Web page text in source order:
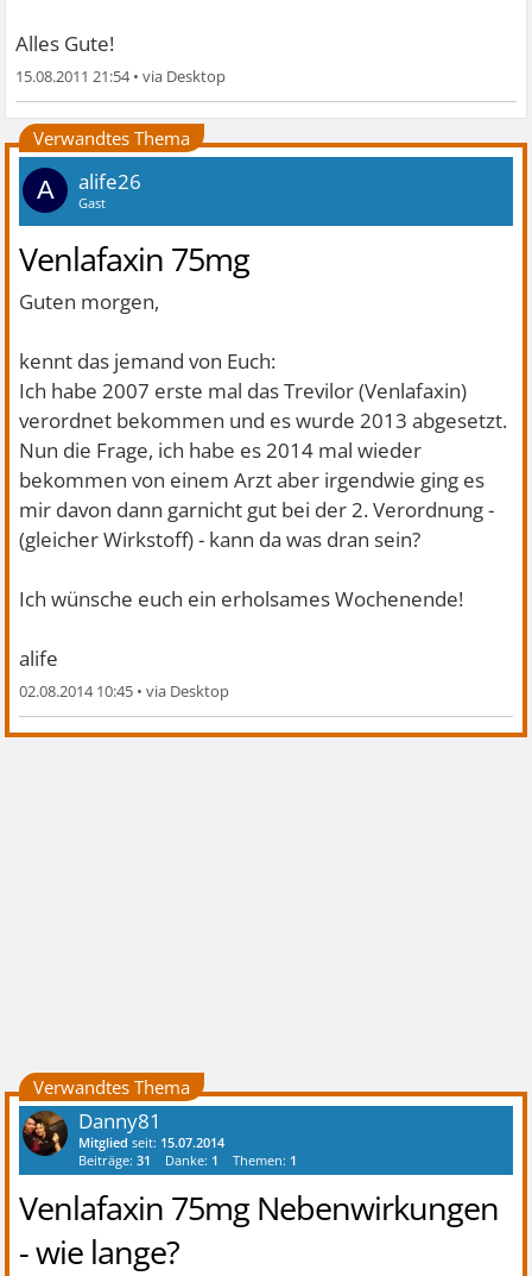
Alles Gute!
15.08.2011 21:54•
Verwandtes Thema
A alife26
Gast
Venlafaxin 75mg
Guten morgen,
kennt das jemand von Euch:
Ich habe 2007 erste mal das Trevilor (Venlafaxin)
verordnet bekommen und es wurde 2013 abgesetzt.
Nun die Frage, ich habe es 2014 mal wieder
bekommen von einem Arzt aber irgendwie ging es
mir davon dann garnicht gut bei der 2. Verordnung -
(gleicher Wirkstoff) - kann da was dran sein?
Ich wünsche euch ein erholsames Wochenende!
alife
02.08.2014 10:45 •
Verwandtes Thema
Danny81
Mitglied seit: 15.07.2014
Beiträge:31 Danke: 1 Themen: 1
Venlafaxin 75mg Nebenwirkungen
- wie lange?